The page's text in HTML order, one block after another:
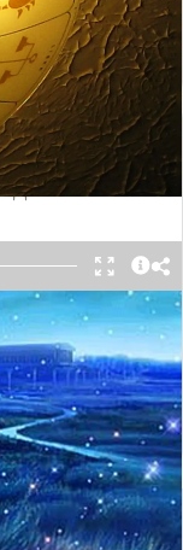
день?
дням
обладает